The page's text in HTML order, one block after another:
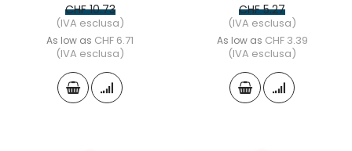
CHF 10.73
(IVA esclusa)
As low as CHF 6.71
(IVA esclusa)
CHF 5.27
(IVA esclusa)
As low as CHF 3.39
(IVA esclusa)